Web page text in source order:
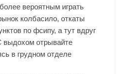
вероятным играть
колбасило, откаты
по фсипу, а тут вдруг
выдохом отрывайте
в грудном отделе